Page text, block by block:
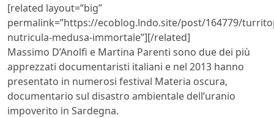
[related layout=”big”
permalink=”https://ecoblog.lndo.site/post/164779/
nutricula-medusa-immortale”][/related]
Massimo D’Anolfi e Martina Parenti sono due dei più
apprezzati documentaristi italiani e nel 2013 hanno
presentato in numerosi festival Materia oscura,
documentario sul disastro ambientale dell’uranio
impoverito in Sardegna.